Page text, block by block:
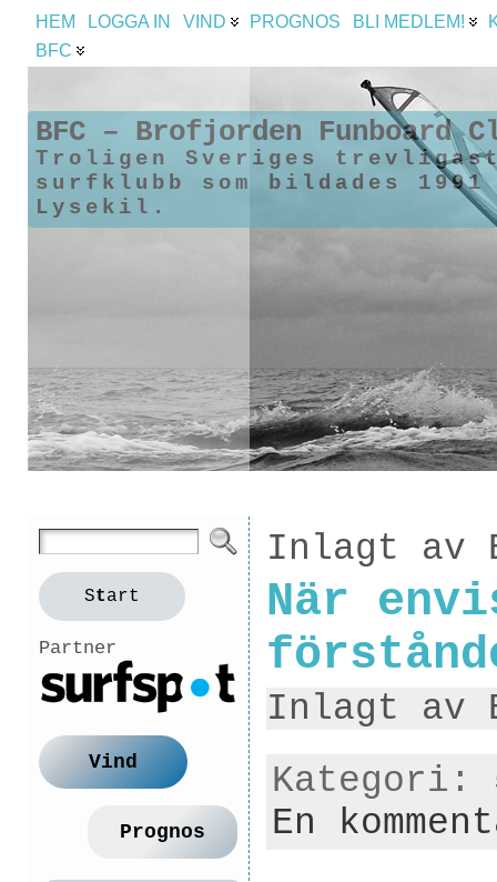
HEM LOGGA IN VIND PROGNOS BLI MEDLEM!
BFC
BFC – Brofjorden Funboard
Troligen Sveriges
surfklubb som bildades
Lysekil.
Start
Partner
Vind
Prognos
Inlagt av
När
Inlagt av
Kategori:
En